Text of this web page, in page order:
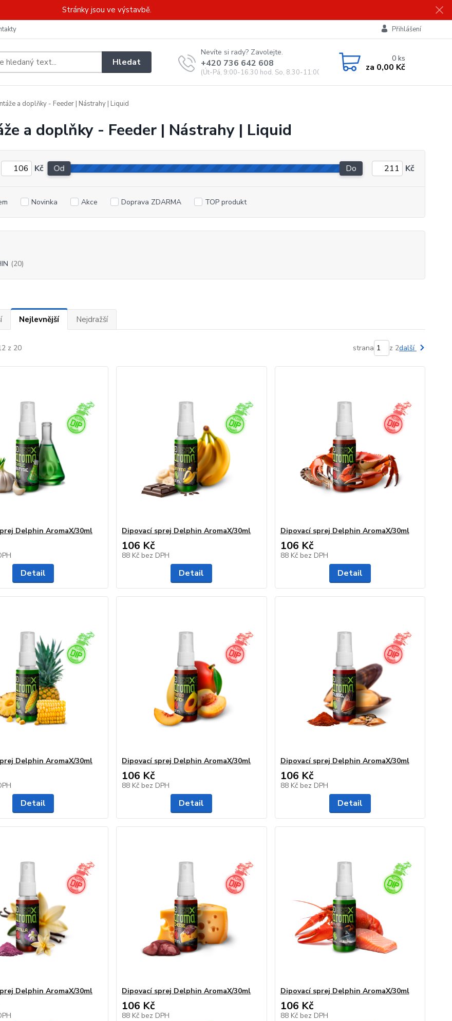
Stránky jsou ve výstavbě.
Přihlášení
Hledat
Nevíte si rady? Zavolejte.
+420 736 642 608
(Út-Pá, 9:00-16.30 hod. So, 8.30-11:00 hod.)
0ks
za 0,00 Kč
a doplňky - Feeder | Nástrahy | Liquid
a doplňky - Feeder | Nástrahy | Liquid
Kč Od Do Kč
Novinka Akce Doprava ZDARMA TOP produkt
(20)
Nejlevnější Nejdražší
z 20 strana z 2další
Delphin AromaX/30ml
Detail
Dipovací sprej Delphin AromaX/30ml
106 Kč
88 Kč bez DPH
Detail
Dipovací sprej Delphin AromaX/30ml
106 Kč
88 Kč bez DPH
Detail
Delphin AromaX/30ml
Detail
Dipovací sprej Delphin AromaX/30ml
106 Kč
88 Kč bez DPH
Detail
Dipovací sprej Delphin AromaX/30ml
106 Kč
88 Kč bez DPH
Detail
Delphin AromaX/30ml Dipovací sprej Delphin AromaX/30ml
106 Kč
88 Kč bez DPH
Dipovací sprej Delphin AromaX/30ml
106 Kč
88 Kč bez DPH